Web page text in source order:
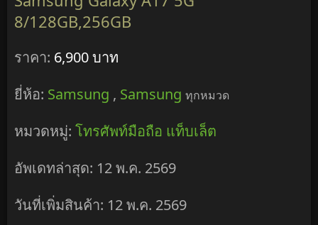
8/128GB,256GB
ราคา: 6,900 บาท
ยี่ห้อ: Samsung , Samsung ทุกหมวด
หมวดหมู่: โทรศัพท์มือถือ แท็บเล็ต
อัพเดทล่าสุด: 12 พ.ค. 2569
วันที่เพิ่มสินค้า: 12 พ.ค. 2569